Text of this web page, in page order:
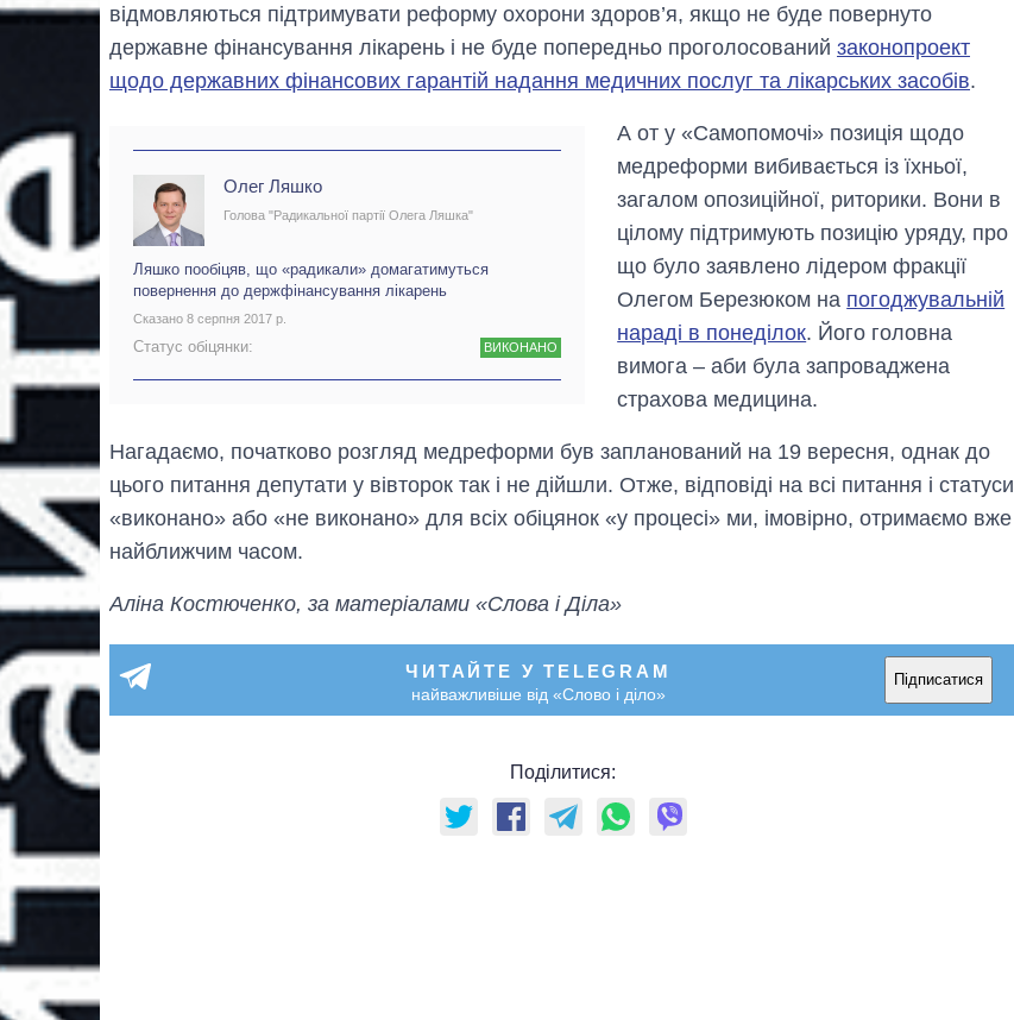
відмовляються підтримувати реформу охорони здоров’я, якщо не буде повернуто
державне фінансування лікарень і не буде попередньо проголосований законопроект
щодо державних фінансових гарантій надання медичних послуг та лікарських засобів.
Олег Ляшко
Голова "Радикальної партії Олега Ляшка"
Ляшко пообіцяв, що «радикали» домагатимуться
повернення до держфінансування лікарень
Сказано 8 серпня 2017 р.
Статус обіцянки: ВИКОНАНО
А от у «Самопомочі» позиція щодо
медреформи вибивається із їхньої,
загалом опозиційної, риторики. Вони в
цілому підтримують позицію уряду, про
що було заявлено лідером фракції
Олегом Березюком на погоджувальній
нараді в понеділок. Його головна
вимога – аби була запроваджена
страхова медицина.
Нагадаємо, початково розгляд медреформи був запланований на 19 вересня, однак до
цього питання депутати у вівторок так і не дійшли. Отже, відповіді на всі питання і статуси
«виконано» або «не виконано» для всіх обіцянок «у процесі» ми, імовірно, отримаємо вже
найближчим часом.
Аліна Костюченко, за матеріалами «Слова і Діла»
ЧИТАЙТЕ У TELEGRAM
найважливіше від «Слово і діло»
Підписатися
Поділитися: